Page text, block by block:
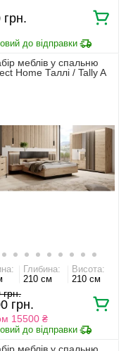
меблів у спальню
Home Таллі / Tally A
Глибина:
210 см
Висота:
210 см
грн.
грн.
15500 ₴
меблів у спальню